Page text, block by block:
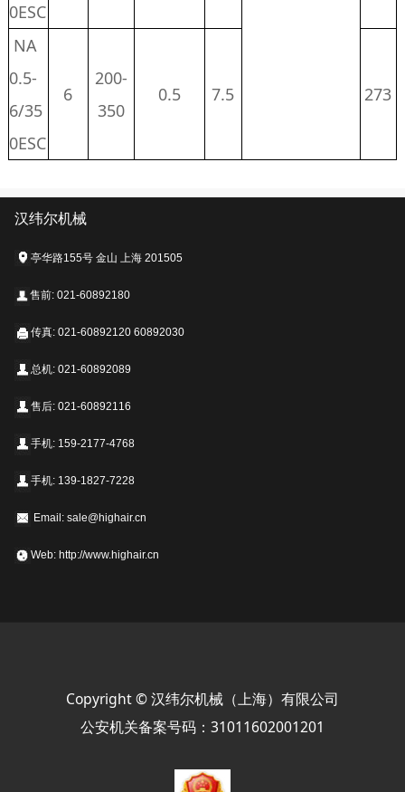
0ESC
NA
0.5-
6/35
0ESC
6
200-
350
0.5 7.5 273
汉纬尔机械
亭华路155号 金山 上海 201505
售前: 021-60892180
传真: 021-60892120 60892030
总机: 021-60892089
售后: 021-60892116
手机: 159-2177-4768
手机: 139-1827-7228
Email: sale@highair.cn
Web: http://www.highair.cn
Copyright © 汉纬尔机械（上海）有限公司
公安机关备案号码：31011602001201